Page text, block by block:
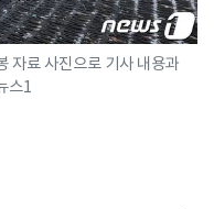
자료 사진으로 기사 내용과
스1